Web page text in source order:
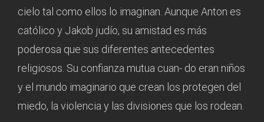
cielo tal como ellos lo imaginan. Aunque Anton es
católico y Jakob judío, su amistad es más
poderosa que sus diferentes antecedentes
religiosos. Su confianza mutua cuan- do eran niños
y el mundo imaginario que crean los protegen del
miedo, la violencia y las divisiones que los rodean.